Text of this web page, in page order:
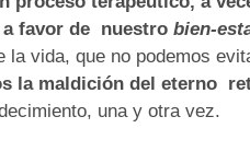
a favor de nuestro bien-
vida, que no podemos
la maldición del eterno
una y otra vez.